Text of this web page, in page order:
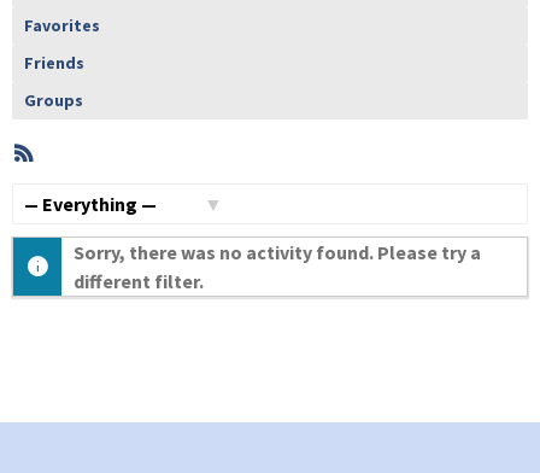
Favorites
Friends
Groups
Member
Activities
Sorry, there was no activity found. Please try a
different filter.